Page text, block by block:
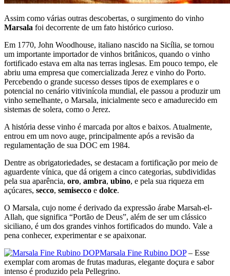
Assim como várias outras descobertas, o surgimento do vinho
Marsala foi decorrente de um fato histórico curioso.
Em 1770, John Woodhouse, italiano nascido na Sicília, se tornou
um importante importador de vinhos britânicos, quando o vinho
fortificado estava em alta nas terras inglesas. Em pouco tempo, ele
abriu uma empresa que comercializada Jerez e vinho do Porto.
Percebendo o grande sucesso desses tipos de exemplares e o
potencial no cenário vitivinícola mundial, ele passou a produzir um
vinho semelhante, o Marsala, inicialmente seco e amadurecido em
sistemas de solera, como o Jerez.
A história desse vinho é marcada por altos e baixos. Atualmente,
entrou em um novo auge, principalmente após a revisão da
regulamentação de sua DOC em 1984.
Dentre as obrigatoriedades, se destacam a fortificação por meio de
aguardente vínica, que dá origem a cinco categorias, subdivididas
pela sua aparência, oro, ambra, ubino, e pela sua riqueza em
açúcares, secco, semisecco e dolce.
O Marsala, cujo nome é derivado da expressão árabe Marsah-el-
Allah, que significa “Portão de Deus”, além de ser um clássico
siciliano, é um dos grandes vinhos fortificados do mundo. Vale a
pena conhecer, experimentar e se apaixonar.
Marsala Fine Rubino DOP– Esse
exemplar com aromas de frutas maduras, elegante doçura e sabor
intenso é produzido pela Pellegrino.